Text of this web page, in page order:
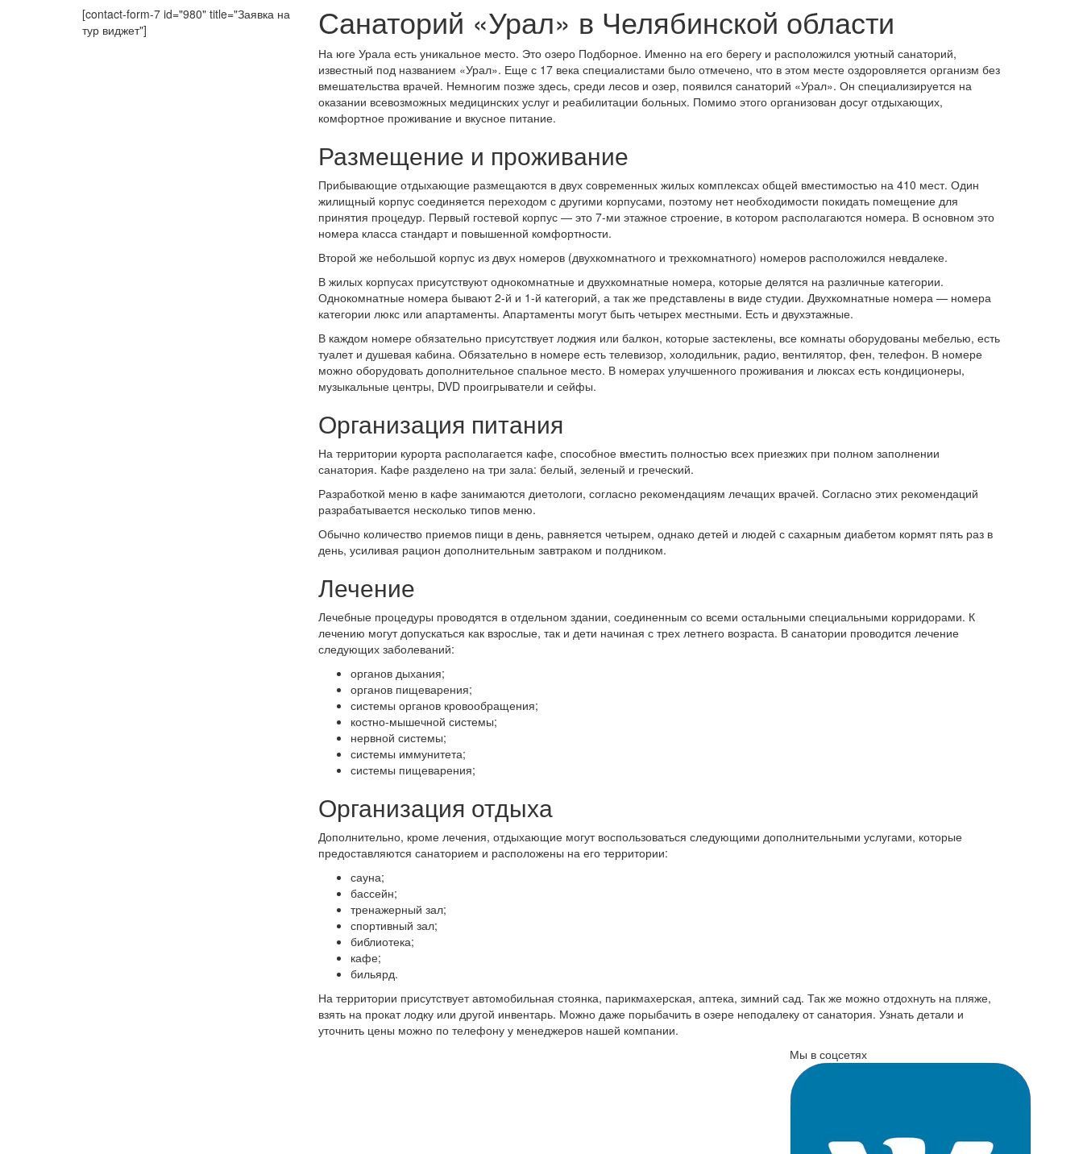
[contact-form-7 id="980" title="Заявка на
тур виджет"]
Санаторий «Урал» в Челябинской области
На юге Урала есть уникальное место. Это озеро Подборное. Именно на его берегу и расположился уютный санаторий,
известный под названием «Урал». Еще с 17 века специалистами было отмечено, что в этом месте оздоровляется организм без
вмешательства врачей. Немногим позже здесь, среди лесов и озер, появился санаторий «Урал». Он специализируется на
оказании всевозможных медицинских услуг и реабилитации больных. Помимо этого организован досуг отдыхающих,
комфортное проживание и вкусное питание.
Размещение и проживание
Прибывающие отдыхающие размещаются в двух современных жилых комплексах общей вместимостью на 410 мест. Один
жилищный корпус соединяется переходом с другими корпусами, поэтому нет необходимости покидать помещение для
принятия процедур. Первый гостевой корпус — это 7-ми этажное строение, в котором располагаются номера. В основном это
номера класса стандарт и повышенной комфортности.
Второй же небольшой корпус из двух номеров (двухкомнатного и трехкомнатного) номеров расположился невдалеке.
В жилых корпусах присутствуют однокомнатные и двухкомнатные номера, которые делятся на различные категории.
Однокомнатные номера бывают 2-й и 1-й категорий, а так же представлены в виде студии. Двухкомнатные номера — номера
категории люкс или апартаменты. Апартаменты могут быть четырех местными. Есть и двухэтажные.
В каждом номере обязательно присутствует лоджия или балкон, которые застеклены, все комнаты оборудованы мебелью, есть
туалет и душевая кабина. Обязательно в номере есть телевизор, холодильник, радио, вентилятор, фен, телефон. В номере
можно оборудовать дополнительное спальное место. В номерах улучшенного проживания и люксах есть кондиционеры,
музыкальные центры, DVD проигрыватели и сейфы.
Организация питания
На территории курорта располагается кафе, способное вместить полностью всех приезжих при полном заполнении
санатория. Кафе разделено на три зала: белый, зеленый и греческий.
Разработкой меню в кафе занимаются диетологи, согласно рекомендациям лечащих врачей. Согласно этих рекомендаций
разрабатывается несколько типов меню.
Обычно количество приемов пищи в день, равняется четырем, однако детей и людей с сахарным диабетом кормят пять раз в
день, усиливая рацион дополнительным завтраком и полдником.
Лечение
Лечебные процедуры проводятся в отдельном здании, соединенным со всеми остальными специальными корридорами. К
лечению могут допускаться как взрослые, так и дети начиная с трех летнего возраста. В санатории проводится лечение
следующих заболеваний:
органов дыхания;
органов пищеварения;
системы органов кровообращения;
костно-мышечной системы;
нервной системы;
системы иммунитета;
системы пищеварения;
Организация отдыха
Дополнительно, кроме лечения, отдыхающие могут воспользоваться следующими дополнительными услугами, которые
предоставляются санаторием и расположены на его территории:
сауна;
бассейн;
тренажерный зал;
спортивный зал;
библиотека;
кафе;
бильярд.
На территории присутствует автомобильная стоянка, парикмахерская, аптека, зимний сад. Так же можно отдохнуть на пляже,
взять на прокат лодку или другой инвентарь. Можно даже порыбачить в озере неподалеку от санатория. Узнать детали и
уточнить цены можно по телефону у менеджеров нашей компании.
Мы в соцсетях